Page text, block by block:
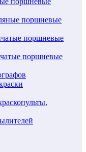
поршневые
поршневые
поршневые